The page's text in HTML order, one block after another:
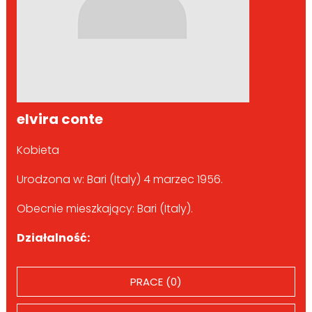
elvira conte
Kobieta
Urodzona w: Bari (Italy) 4 marzec 1956.
Obecnie mieszkający: Bari (Italy).
Działalność:
PRACE (0)